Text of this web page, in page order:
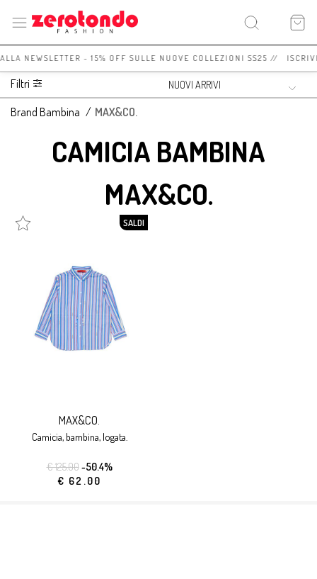
NEWSLETTER - 15% OFF SULLE NUOVE COLLEZIONI SS25 //
Filtri
Brand Bambina / MAX&CO.
CAMICIA BAMBINA
MAX&CO.
SALDI
MAX&CO.
camicia, bambina, logata.
€ 125.00-50.4%
€ 62.00